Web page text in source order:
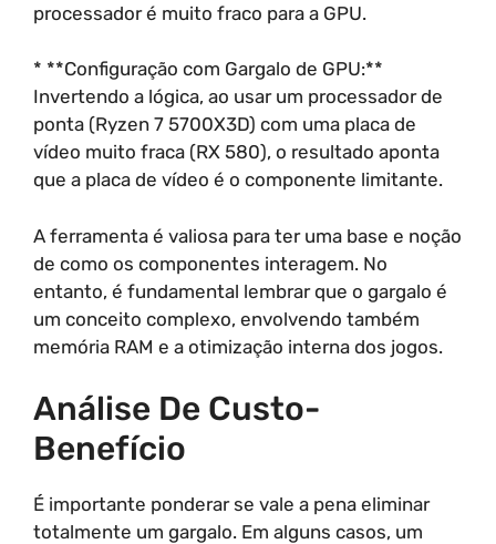
processador é muito fraco para a GPU.
* **Configuração com Gargalo de GPU:**
Invertendo a lógica, ao usar um processador de
ponta (Ryzen 7 5700X3D) com uma placa de
vídeo muito fraca (RX 580), o resultado aponta
que a placa de vídeo é o componente limitante.
A ferramenta é valiosa para ter uma base e noção
de como os componentes interagem. No
entanto, é fundamental lembrar que o gargalo é
um conceito complexo, envolvendo também
memória RAM e a otimização interna dos jogos.
Análise De Custo-
Benefício
É importante ponderar se vale a pena eliminar
totalmente um gargalo. Em alguns casos, um